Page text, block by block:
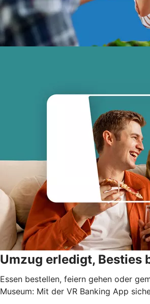
Umzug erledigt, Besties
Essen bestellen, feiern gehen oder
Museum: Mit der VR Banking App